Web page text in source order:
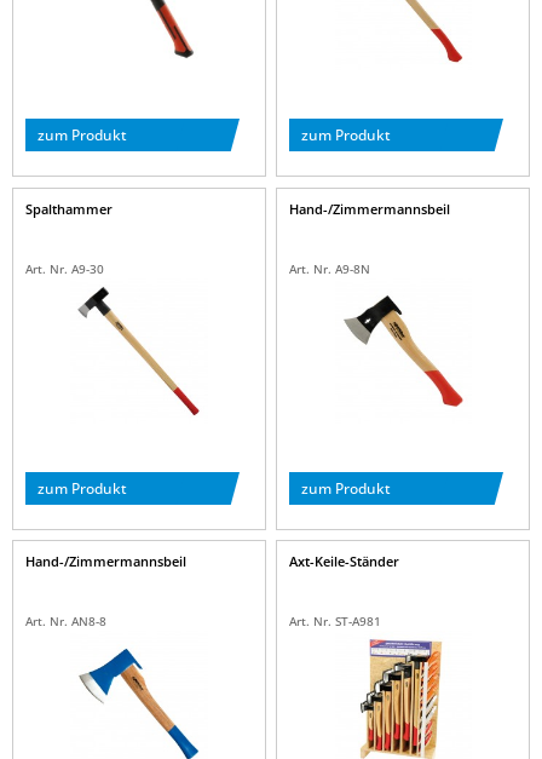
zum Produkt zum Produkt
Spalthammer
Art. Nr. A9-30
zum Produkt
Hand-/Zimmermannsbeil
Art. Nr. A9-8N
zum Produkt
Hand-/Zimmermannsbeil
Art. Nr. AN8-8
Axt-Keile-Ständer
Art. Nr. ST-A981